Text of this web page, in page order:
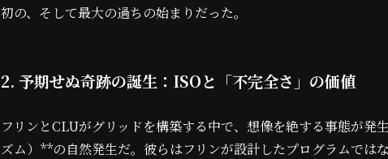
初の、そして最大の過ちの始まりだった。
2. 予期せぬ奇跡の誕生：ISOと「不完全さ」の価値
フリンとCLUがグリッドを構築する中で、想像を絶する事態が発
ズム）**の自然発生だ。彼らはフリンが設計したプログラムでは